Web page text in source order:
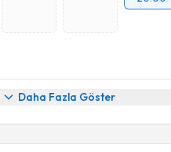
Daha Fazla Göster